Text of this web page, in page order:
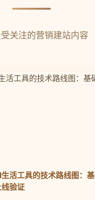
关注的营销建站内容
活工具的技术路线图：基
验证